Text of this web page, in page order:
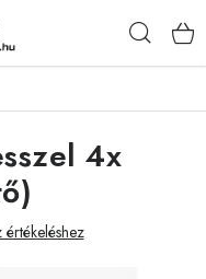
4x
értékeléshez